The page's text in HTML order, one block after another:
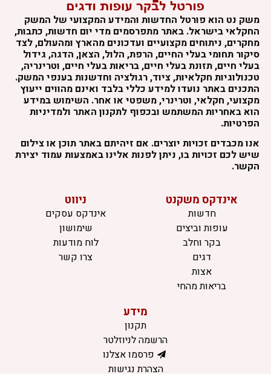
משק נט הוא פורטל החדשות והמידע המקצועי של המשק
החקלאי בישראל. באתר מתפרסמים מדי יום חדשות, כתבות,
מחקרים, ניתוחים מקצועיים ועדכונים מהארץ ומהעולם, לצד
סיקור תחומי בעלי החיים, הרפת, הלול, הצאן, הדגה, גידול
בעלי חיים, תזונת בעלי חיים, בריאות בעלי חיים, וטרינריה,
טכנולוגיות חקלאיות, ציוד, רגולציה וחדשנות בענפי המשק.
התכנים באתר נועדו למידע כללי בלבד ואינם מהווים ייעוץ
מקצועי, חקלאי, וטרינרי, משפטי או אחר. השימוש במידע
הוא באחריות המשתמש ובכפוף לתקנון האתר ולמדיניות
הפרטיות.
אנו מכבדים זכויות יוצרים. אם זיהיתם באתר תוכן או צילום
שיש לכם זכויות בו, ניתן לפנות אלינו באמצעות עמוד יצירת
הקשר.
אינדקס משקנט
חדשות
עופות וביצים
בקר וחלב
דגים
אצות
בריאות מהחי
ניווט
אינדקס עסקים
שימושון
לוח מודעות
צרו קשר
מידע
תקנון
הרשמה לניוזלטר
פרסמו אצלנו
הצהרת נגישות